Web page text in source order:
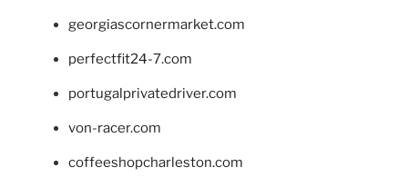
georgiascornermarket.com
perfectfit24-7.com
portugalprivatedriver.com
von-racer.com
coffeeshopcharleston.com